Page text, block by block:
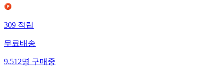
309적립
무료배송
9,512명구매중